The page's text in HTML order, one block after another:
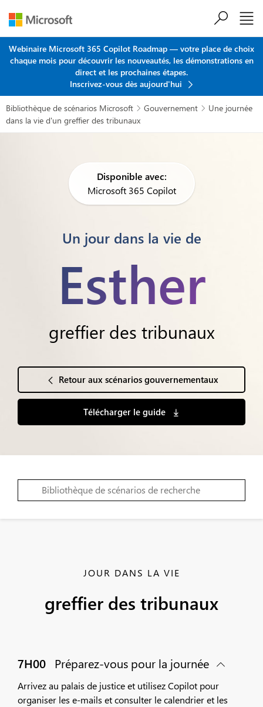
Webinaire Microsoft 365 Copilot Roadmap — votre place de choix
chaque mois pour découvrir les nouveautés, les démonstrations en
direct et les prochaines étapes.
Inscrivez-vous dès aujourd'hui
Bibliothèque de scénarios Microsoft  Gouvernement 
Une journée
dans la vie d'un greffier des tribunaux
Disponible avec:
Microsoft 365 Copilot
Un jour dans la vie de
Esther
greffier des tribunaux
Retour aux scénarios gouvernementaux
Télécharger le guide
JOUR DANS LA VIE
greffier des tribunaux
7H00 Préparez-vous pour la journée
Arrivez au palais de justice et utilisez Copilot pour
organiser les e-mails et consulter le calendrier et les